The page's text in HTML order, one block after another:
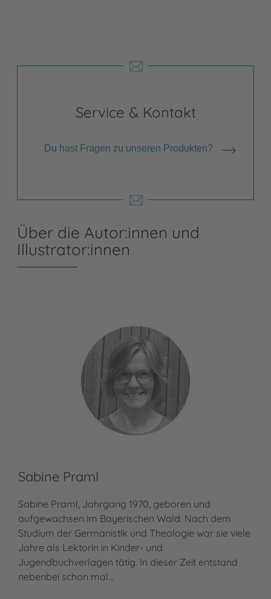
Service & Kontakt
Du hast Fragen zu unseren Produkten?
Über die Autor:innen und
Illustrator:innen
Sabine Praml
Sabine Praml, Jahrgang 1970, geboren und
aufgewachsen im Bayerischen Wald. Nach dem
Studium der Germanistik und Theologie war sie viele
Jahre als Lektorin in Kinder- und
Jugendbuchverlagen tätig. In dieser Zeit entstand
nebenbei schon mal…